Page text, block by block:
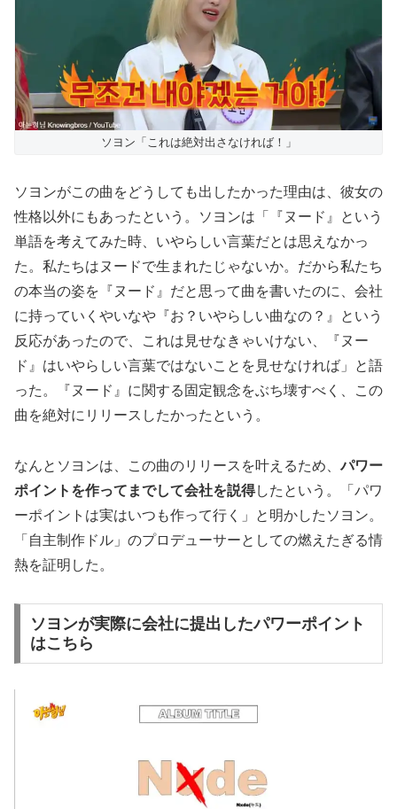
ソヨン「これは絶対出さなければ！」
ソヨンがこの曲をどうしても出したかった理由は、彼女の
性格以外にもあったという。ソヨンは「『ヌード』という
単語を考えてみた時、いやらしい言葉だとは思えなかっ
た。私たちはヌードで生まれたじゃないか。だから私たち
の本当の姿を『ヌード』だと思って曲を書いたのに、会社
に持っていくやいなや『お？いやらしい曲なの？』という
反応があったので、これは見せなきゃいけない、『ヌー
ド』はいやらしい言葉ではないことを見せなければ」と語
った。『ヌード』に関する固定観念をぶち壊すべく、この
曲を絶対にリリースしたかったという。
なんとソヨンは、この曲のリリースを叶えるため、パワー
ポイントを作ってまでして会社を説得したという。「パワ
ーポイントは実はいつも作って行く」と明かしたソヨン。
「自主制作ドル」のプロデューサーとしての燃えたぎる情
熱を証明した。
ソヨンが実際に会社に提出したパワーポイント
はこちら